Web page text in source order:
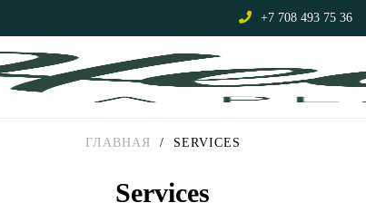
+7 708 493 75 36
ГЛАВНАЯ / SERVICES
Services